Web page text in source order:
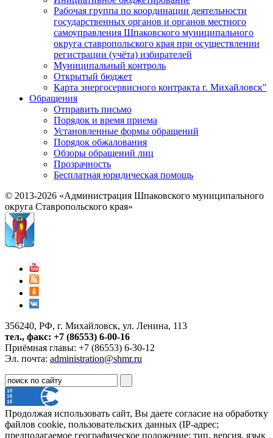
Рабочая группа по координации деятельности
государственных органов и органов местного
самоуправления Шпаковского муниципального
округа ставропольского края при осуществлении
регистрации (учёта) избирателей
Муниципальный контроль
Открытый бюджет
Карта энергосервисного контракта г. Михайловск"
Обращения
Отправить письмо
Порядок и время приема
Установленные формы обращений
Порядок обжалования
Обзоры обращений лиц
Прозрачность
Бесплатная юридическая помощь
© 2013-2026 «Администрация Шпаковского муниципального
округа Ставропольского края»
356240, РФ, г. Михайловск, ул. Ленина, 113
тел., факс: +7 (86553) 6-00-16
Приёмная главы: +7 (86553) 6-30-12
Эл. почта: administration@shmr.ru
Продолжая использовать сайт, Вы даете согласие на обработку
файлов cookie, пользовательских данных (IP-адрес;
предполагаемое географическое положение; тип, версия, язык